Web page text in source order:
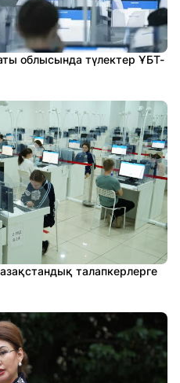
облысында түлектер ҰБТ-
талапкерлерге